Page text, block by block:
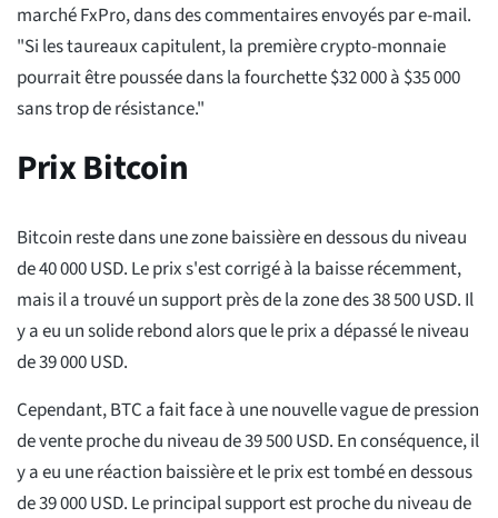
marché FxPro, dans des commentaires envoyés par e-mail.
"Si les taureaux capitulent, la première crypto-monnaie
pourrait être poussée dans la fourchette $32 000 à $35 000
sans trop de résistance."
Prix Bitcoin
Bitcoin reste dans une zone baissière en dessous du niveau
de 40 000 USD. Le prix s'est corrigé à la baisse récemment,
mais il a trouvé un support près de la zone des 38 500 USD. Il
y a eu un solide rebond alors que le prix a dépassé le niveau
de 39 000 USD.
Cependant, BTC a fait face à une nouvelle vague de pression
de vente proche du niveau de 39 500 USD. En conséquence, il
y a eu une réaction baissière et le prix est tombé en dessous
de 39 000 USD. Le principal support est proche du niveau de